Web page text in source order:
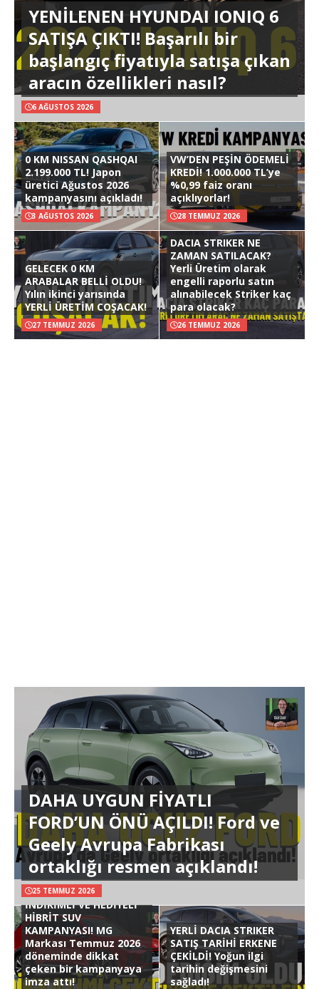
YENİLENEN HYUNDAI IONIQ 6
SATIŞA ÇIKTI! Başarılı bir
başlangıç fiyatıyla satışa çıkan
aracın özellikleri nasıl?
6 AĞUSTOS 2026
0 KM NISSAN QASHQAI
2.199.000 TL! Japon
üretici Ağustos 2026
kampanyasını açıkladı!
3 AĞUSTOS 2026
VW’DEN PEŞİN ÖDEMELİ
KREDİ! 1.000.000 TL’ye
%0,99 faiz oranı
açıklıyorlar!
28 TEMMUZ 2026
GELECEK 0 KM
ARABALAR BELLİ OLDU!
Yılın ikinci yarısında
YERLİ ÜRETİM COŞACAK!
27 TEMMUZ 2026
DACIA STRIKER NE
ZAMAN SATILACAK?
Yerli Üretim olarak
engelli raporlu satın
alınabilecek Striker kaç
para olacak?
26 TEMMUZ 2026
DAHA UYGUN FİYATLI
FORD’UN ÖNÜ AÇILDI! Ford ve
Geely Avrupa Fabrikası
ortaklığı resmen açıklandı!
25 TEMMUZ 2026
İNDİRİMLİ VE HEDİYELİ
HİBRİT SUV
KAMPANYASI! MG
Markası Temmuz 2026
döneminde dikkat
çeken bir kampanyaya
imza attı!
YERLİ DACIA STRIKER
SATIŞ TARİHİ ERKENE
ÇEKİLDİ! Yoğun ilgi
tarihin değişmesini
sağladı!